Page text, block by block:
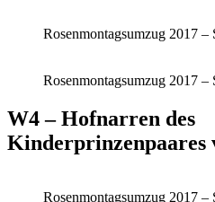
Rosenmontagsumzug 2017
Rosenmontagsumzug 2017
W4 – Hofnarren des
Kinderprinzenpaares
Rosenmontagsumzug 2017